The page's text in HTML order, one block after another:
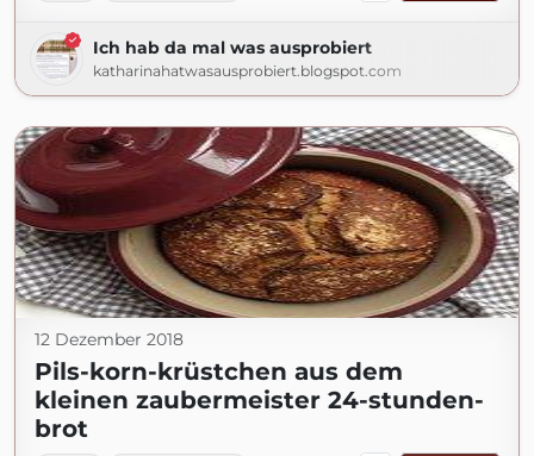
Ich hab da mal was ausprobiert
katharinahatwasausprobiert.blogspot.com
12 Dezember 2018
Pils-korn-krüstchen aus dem
kleinen zaubermeister 24-stunden-
brot